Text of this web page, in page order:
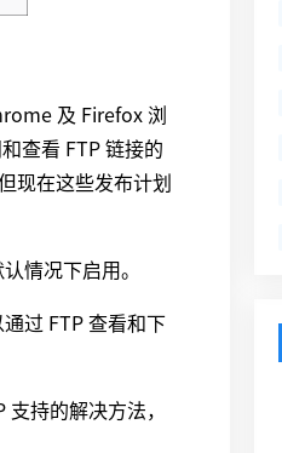
及 Firefox 浏
查看 FTP 链接的
现在这些发布计划
情况下启用。
过 FTP 查看和下
持的解决方法，